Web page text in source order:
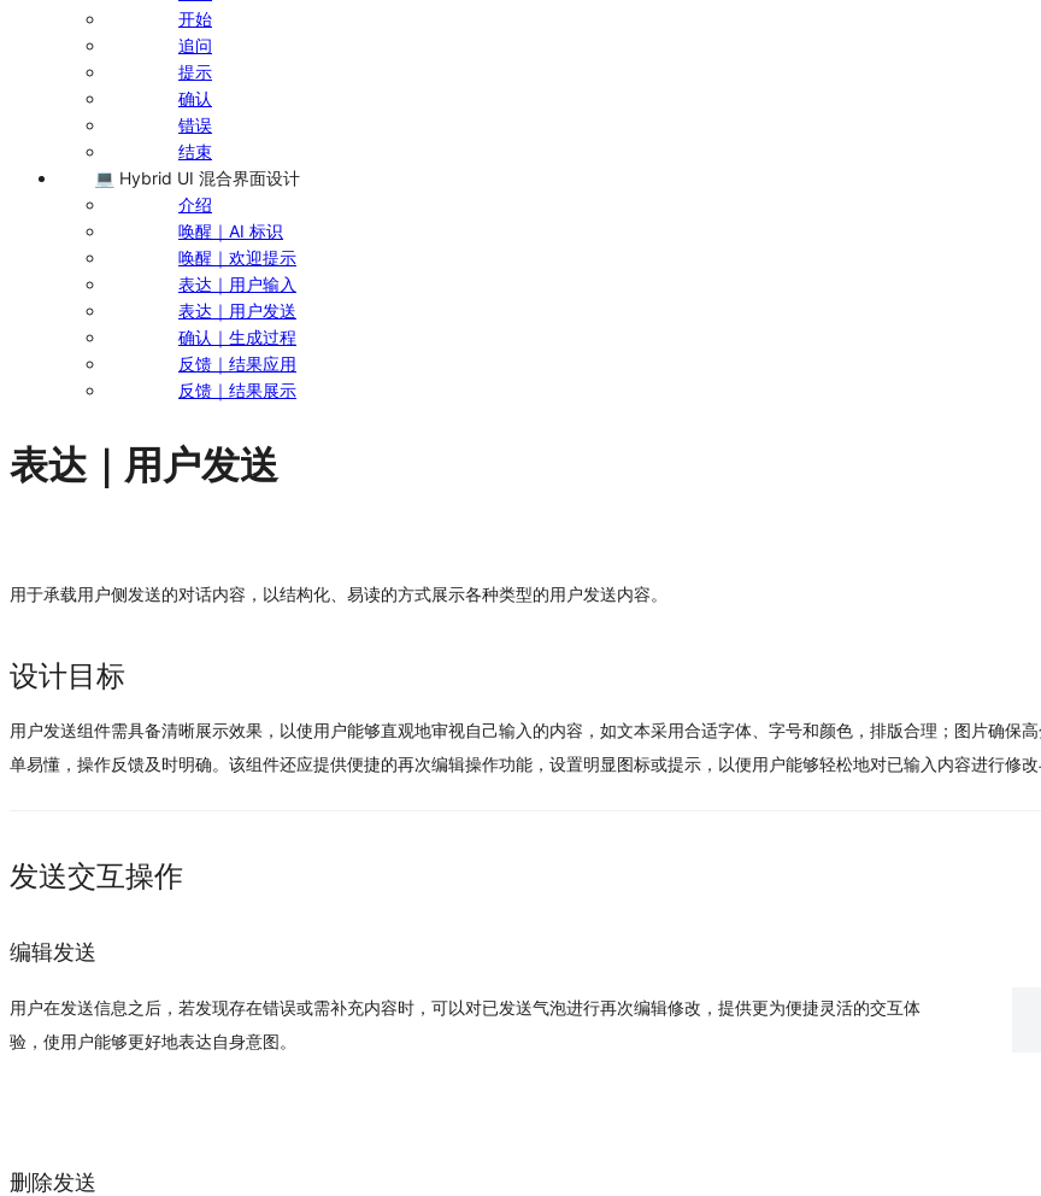
开始
追问
提示
确认
错误
结束
💻 Hybrid UI 混合界面设计
介绍
唤醒｜AI 标识
唤醒｜欢迎提示
表达｜用户输入
表达｜用户发送
确认｜生成过程
反馈｜结果应用
反馈｜结果展示
表达｜用户发送
用于承载用户侧发送的对话内容，以结构化、易读的方式展示各种类型的用户发送内容。
设计目标
用户发送组件需具备清晰展示效果，以使用户能够直观地审视自己输入的内容，如文本采用合适字体、字号和颜色，排版合理；图片确保
单易懂，操作反馈及时明确。该组件还应提供便捷的再次编辑操作功能，设置明显图标或提示，以便用户能够轻松地对已输入内容进行修改
发送交互操作
编辑发送
用户在发送信息之后，若发现存在错误或需补充内容时，可以对已发送气泡进行再次编辑修改，提供更为便捷灵活的交互体
验，使用户能够更好地表达自身意图。
删除发送